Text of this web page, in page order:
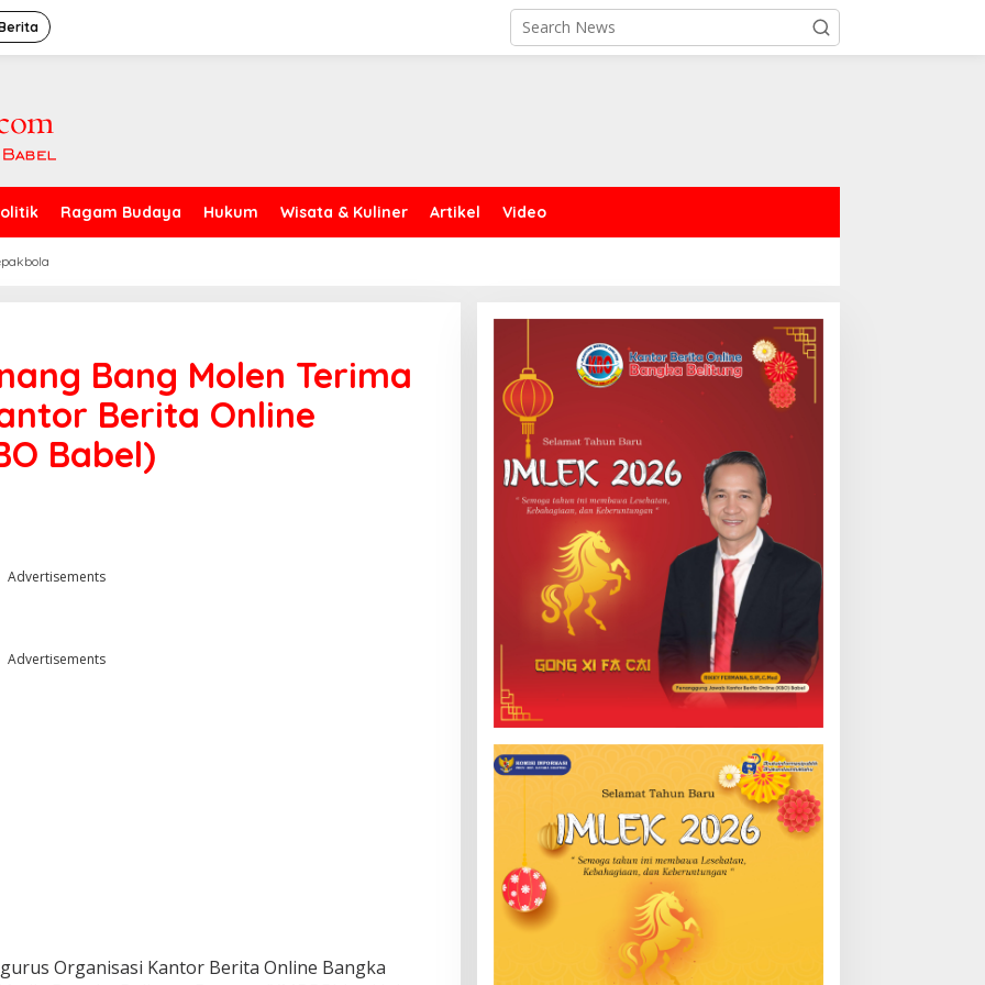
Ragam Budaya Hukum Wisata & Kuliner Artikel Video
Bang Molen Terima
Berita Online
Babel)
Advertisements
Advertisements
Organisasi Kantor Berita Online Bangka